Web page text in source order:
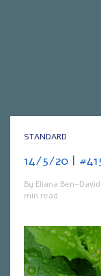
STANDARD
By Eliana Ben-David
min read